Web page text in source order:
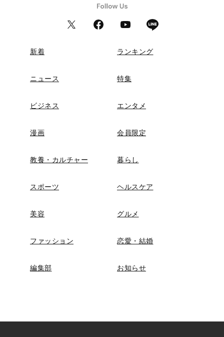
新着 ランキング
ニュース 特集
ビジネス エンタメ
漫画 会員限定
教養・カルチャー 暮らし
スポーツ ヘルスケア
美容 グルメ
ファッション 恋愛・結婚
編集部 お知らせ